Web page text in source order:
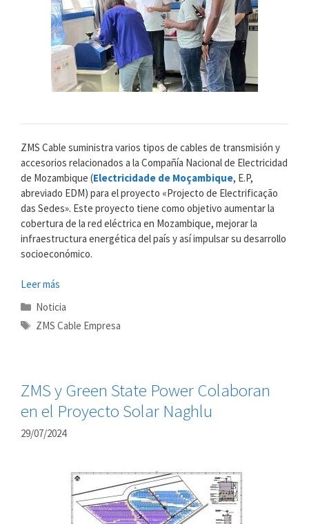
ZMS Cable suministra varios tipos de cables de transmisión y
accesorios relacionados a la Compañía Nacional de Electricidad
de Mozambique (Electricidade de Moçambique, E.P,
abreviado EDM) para el proyecto «Projecto de Electrificação
das Sedes». Este proyecto tiene como objetivo aumentar la
cobertura de la red eléctrica en Mozambique, mejorar la
infraestructura energética del país y así impulsar su desarrollo
socioeconómico.
Leer más
Categorías
Noticia
Etiquetas
ZMS Cable Empresa
ZMS y Green State Power Colaboran
en el Proyecto Solar Naghlu
29/07/2024